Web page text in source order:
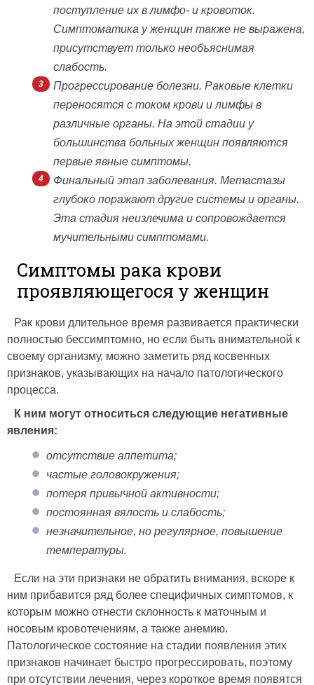
поступление их в лимфо- и кровоток.
Симптоматика у женщин также не выражена,
присутствует только необъяснимая
слабость.
Прогрессирование болезни. Раковые клетки
переносятся с током крови и лимфы в
различные органы. На этой стадии у
большинства больных женщин появляются
первые явные симптомы.
Финальный этап заболевания. Метастазы
глубоко поражают другие системы и органы.
Эта стадия неизлечима и сопровождается
мучительными симптомами.
Симптомы рака крови
проявляющегося у женщин
Рак крови длительное время развивается практически
полностью бессимптомно, но если быть внимательной к
своему организму, можно заметить ряд косвенных
признаков, указывающих на начало патологического
процесса.
К ним могут относиться следующие негативные
явления:
отсутствие аппетита;
частые головокружения;
потеря привычной активности;
постоянная вялость и слабость;
незначительное, но регулярное, повышение
температуры.
Если на эти признаки не обратить внимания, вскоре к
ним прибавится ряд более специфичных симптомов, к
которым можно отнести склонность к маточным и
носовым кровотечениям, а также анемию.
Патологическое состояние на стадии появления этих
признаков начинает быстро прогрессировать, поэтому
при отсутствии лечения, через короткое время появятся